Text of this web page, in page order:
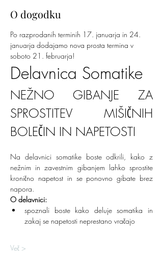
O dogodku
Po razprodanih terminih 17. januarja in 24.
januarja dodajamo nova prosta termina v
soboto 21. februarja!
Delavnica Somatike
NEŽNO GIBANJE ZA
SPROSTITEV MIŠIČNIH
BOLEČIN IN NAPETOSTI
Na delavnici somatike boste odkrili, kako z
nežnim in zavestnim gibanjem lahko sprostite
kronično napetost in se ponovno gibate brez
napora.
O delavnici:
spoznali boste kako deluje somatika in
zakaj se napetosti neprestano vračajo
Več >